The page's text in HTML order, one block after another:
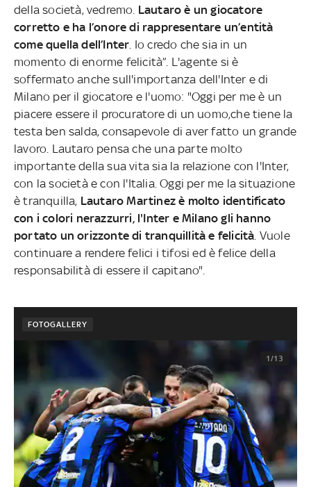
della società, vedremo. Lautaro è un giocatore
corretto e ha l’onore di rappresentare un’entità
come quella dell’Inter . Io credo che sia in un
momento di enorme felicità”. L'agente si è
soffermato anche sull'importanza dell'Inter e di
Milano per il giocatore e l'uomo: "Oggi per me è un
piacere essere il procuratore di un uomo,che tiene la
testa ben salda, consapevole di aver fatto un grande
lavoro. Lautaro pensa che una parte molto
importante della sua vita sia la relazione con l'Inter,
con la società e con l'Italia. Oggi per me la situazione
è tranquilla, Lautaro Martinez è molto identificato
con i colori nerazzurri, l'Inter e Milano gli hanno
portato un orizzonte di tranquillità e felicità . Vuole
continuare a rendere felici i tifosi ed è felice della
responsabilità di essere il capitano".
FOTOGALLERY
1/13